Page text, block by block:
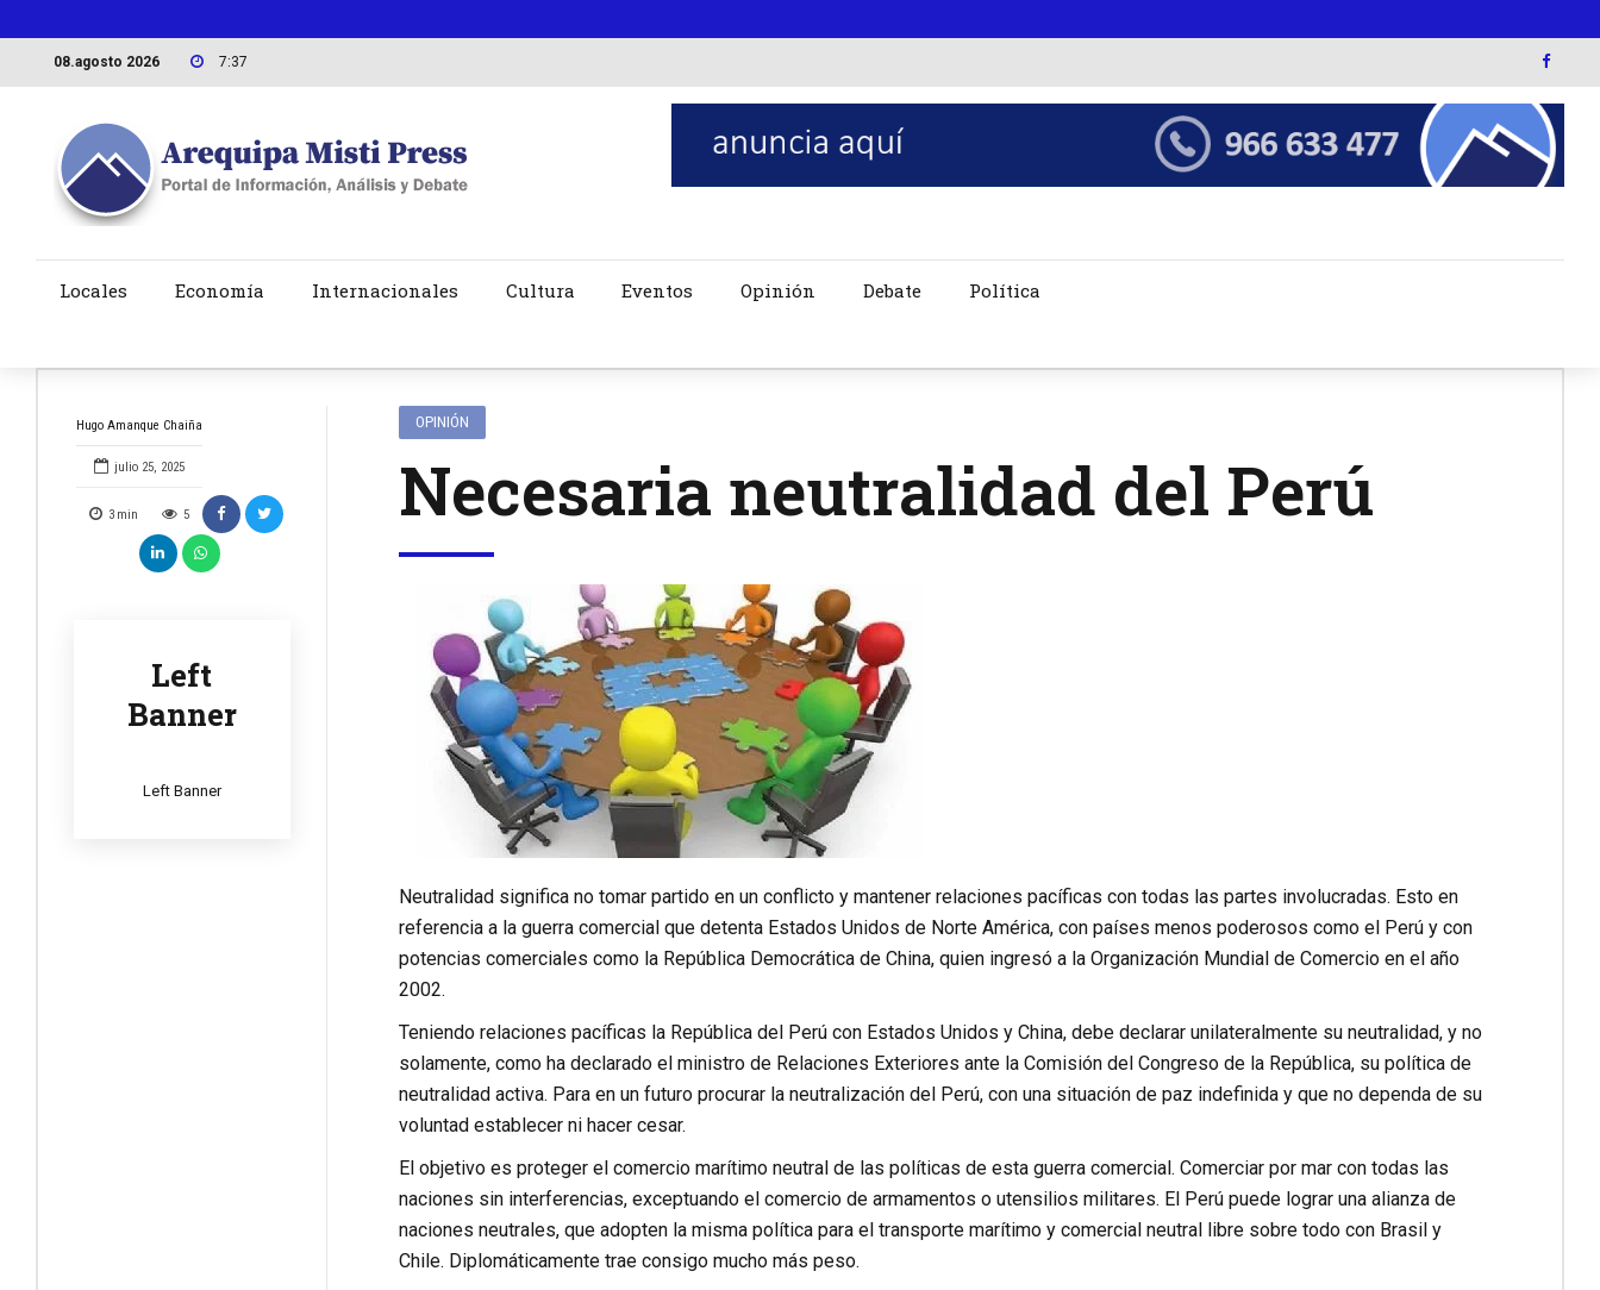
08.agosto 2026 7:37
Locales Economía Internacionales Cultura Eventos Opinión Debate Política
Hugo Amanque Chaiña
julio 25, 2025
3 min 5
Left
Banner
Left Banner
OPINIÓN
Necesaria neutralidad del Perú
Neutralidad significa no tomar partido en un conflicto y mantener relaciones pacíficas con todas las partes involucradas. Esto en
referencia a la guerra comercial que detenta Estados Unidos de Norte América, con países menos poderosos como el Perú y con
potencias comerciales como la República Democrática de China, quien ingresó a la Organización Mundial de Comercio en el año
2002.
Teniendo relaciones pacíficas la República del Perú con Estados Unidos y China, debe declarar unilateralmente su neutralidad, y no
solamente, como ha declarado el ministro de Relaciones Exteriores ante la Comisión del Congreso de la República, su política de
neutralidad activa. Para en un futuro procurar la neutralización del Perú, con una situación de paz indefinida y que no dependa de su
voluntad establecer ni hacer cesar.
El objetivo es proteger el comercio marítimo neutral de las políticas de esta guerra comercial. Comerciar por mar con todas las
naciones sin interferencias, exceptuando el comercio de armamentos o utensilios militares. El Perú puede lograr una alianza de
naciones neutrales, que adopten la misma política para el transporte marítimo y comercial neutral libre sobre todo con Brasil y
Chile. Diplomáticamente trae consigo mucho más peso.